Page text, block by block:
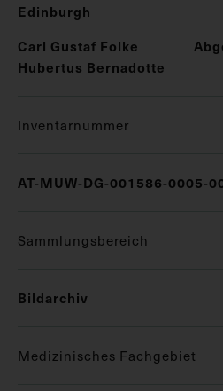
Edinburgh
Carl Gustaf Folke
Hubertus Bernadotte
Inventarnummer
AT-MUW-DG-001586-0005-
Sammlungsbereich
Bildarchiv
Medizinisches Fachgebiet